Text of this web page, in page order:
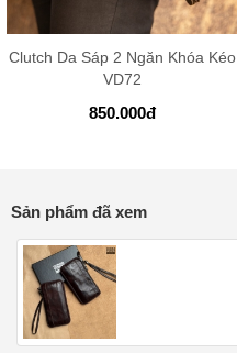
Clutch Da Sáp 2 Ngăn Khóa Kéo
VD72
850.000đ
Sản phẩm đã xem